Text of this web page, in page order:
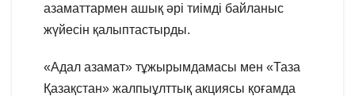
азаматтармен ашық әрі тиімді байланыс
жүйесін қалыптастырды.
«Адал азамат» тұжырымдамасы мен «Таза
Қазақстан» жалпыұлттық акциясы қоғамда